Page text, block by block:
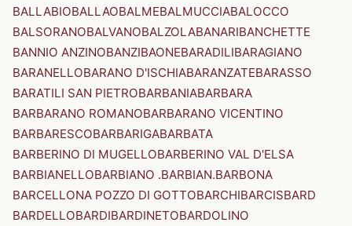
BALLABIOBALLAOBALMEBALMUCCIABALOCCO
BALSORANOBALVANOBALZOLABANARIBANCHETTE
BANNIO ANZINOBANZIBAONEBARADILIBARAGIANO
BARANELLOBARANO D'ISCHIABARANZATEBARASSO
BARATILI SAN PIETROBARBANIABARBARA
BARBARANO ROMANOBARBARANO VICENTINO
BARBARESCOBARBARIGABARBATA
BARBERINO DI MUGELLOBARBERINO VAL D'ELSA
BARBIANELLOBARBIANO .BARBIAN.BARBONA
BARCELLONA POZZO DI GOTTOBARCHIBARCISBARD
BARDELLOBARDIBARDINETOBARDOLINO